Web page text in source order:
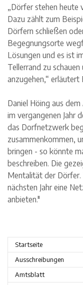
Startseite
Ausschreibungen
Amtsblatt
„Dörfer stehen
Dazu zählt zum
Dörfern schließen
Begegnungsorte
Lösungen und es ist
Tellerrand zu
anzugehen,“ erläutert
Daniel Höing aus
im vergangenen Jahr
das Dorfnetzwerk
zusammenkommen,
bringen - so könnte
beschreiben. Die
Mentalität der Dörfer.
nächsten Jahr eine
anbieten."